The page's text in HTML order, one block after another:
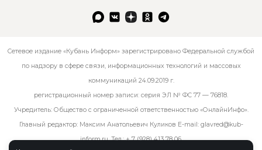
Сетевое издание «Кубань Информ» зарегистрировано Федеральной службой
по надзору в сфере связи, информационных технологий и массовых
коммуникаций 24.09.2019 г.
регистрационный номер записи: серия ЭЛ № ФС 77 — 76818.
Учредитель: Общество с ограниченной ответственностью «ОнлайнИнфо».
Главный редактор: Максим Анатольевич Куликов E-mail: glavred@kub-
inform.ru. Тел.:+ 7 (928) 413 78 06.